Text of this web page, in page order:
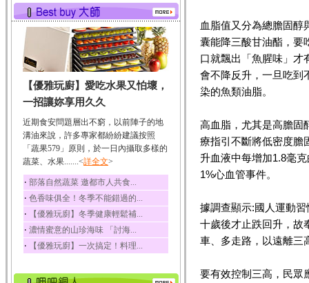
有蛋白質、脂肪、磷...
鮪魚
鮪魚肚肉中的不飽和脂
肪酸內富含EPA和DH...
韭菜
韭菜所含的膳食纖維能
幫助消化與通便；揮...
冬瓜
冬瓜營養價值高，鈉含
量極低是水腫病人的...
豆豉
豆豉裡頭含有營養的蛋
白質、脂肪、鈣、磷...
榛果
榛果裡所含的營養素有
蛋白質、脂肪、醣類...
迷迭香
酸、迷迭香酸、植物...
【優雅玩廚】愛吃水果又怕壞，
一招讓妳享用久久
近期食安問題層出不窮，以前陣子的地
溝油來說，許多專家都紛紛建議按照
「蔬果579」原則，於一日內攝取多樣的
蔬菜、水果.......<詳全文>
‧ 部落自然蔬菜 邀都市人共食...
‧ 色香味俱全！冬季不能錯過的...
‧ 【優雅玩廚】冬季健康輕鬆補...
‧ 濃情蜜意的山珍海味 「討海...
‧ 【優雅玩廚】一次搞定！料理...
血脂值又分為總膽固醇
囊能降三酸甘油酯，要
口就飄出「魚腥味」才
會不降反升，一旦吃到
染的魚類油脂。
高血脂，尤其是高膽固
療指引不斷將低密度膽
升血液中每增加1.8毫
1%心血管事件。
據調查顯示:國人運動
十歲後才止跌回升，故
車、多走路，以遠離三
要有效控制三高，民眾